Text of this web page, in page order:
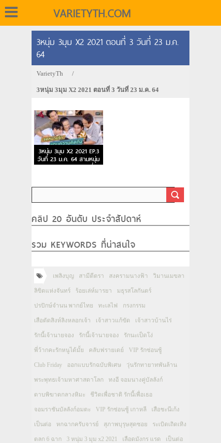
VARIETYTH.COM
3หนุ่ม 3มุม X2 2021 ตอนที่ 3 วันที่ 23 ม.ค.
64
VarietyTh /
3หนุ่ม 3มุม X2 2021 ตอนที่ 3 วันที่ 23 ม.ค. 64
3หนุ่ม 3มุม X2 2021 EP.3
วันที่ 23 ม.ค. 64 สามหนุ่ม
สามมุม คูณสอง ตอนที่ 3
คลิป 20 อันดับ ประจำสัปดาห์
รวม KEYWORDS ที่น่าสนใจ
เพลิงบุญ สามีตีตรา สงครามนางฟ้า วิมานเมขลา
ลิขิตแห่งจันทร์ ร้อยเล่ห์มารยา มธุรสโลกันตร์
ปรปักษ์จำนน พากย์ไทย ทะเลไฟ กรงกรรม
เสือตัดสิงห์ลิงหลอกเจ้า เจ้าสาวแก้ขัด เจ้าสาวบ้านไร่
รักนี้เจ้านายจอง รักนี้เจ้านายจอง รักนะเป็ดโง่
พี่ว้ากคะรักหนูได้มั้ย คลับฟรายเดย์ VIP รักซ่อนชู้
Club Friday ออกแบบรักฉบับพิเศษ วุ่นรักทายาทพันล้าน
พระพุทธเจ้ามหาศาสดาโลก ทงอี จอมนางคู่บัลลังก์
ดาบพิฆาตกลางหิมะ ชีวิตเพื่อชาติ รักนี้เพื่อเธอ
จอมราชันบัลลังก์อมตะ VIP รักซ่อนชู้ เกาหลี เสือชะนีเก้ง
เป็นต่อ หกฉากครับจารย์ สุภาพบุรุษสุดซอย ระเบิดเถิดเทิง
ตลก 6 ฉาก 3 หนุ่ม 3 มุม x2 2021 เลือดมังกร แรด เป็นต่อ